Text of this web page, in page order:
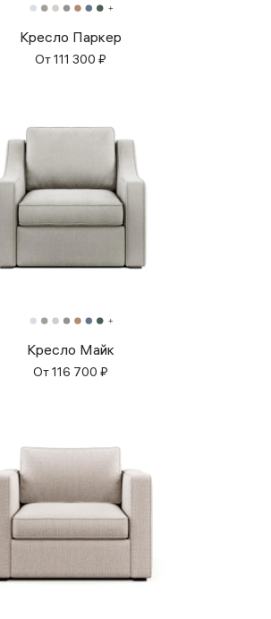
Кресло Паркер
От111 300 ₽
Кресло Майк
От116 700 ₽